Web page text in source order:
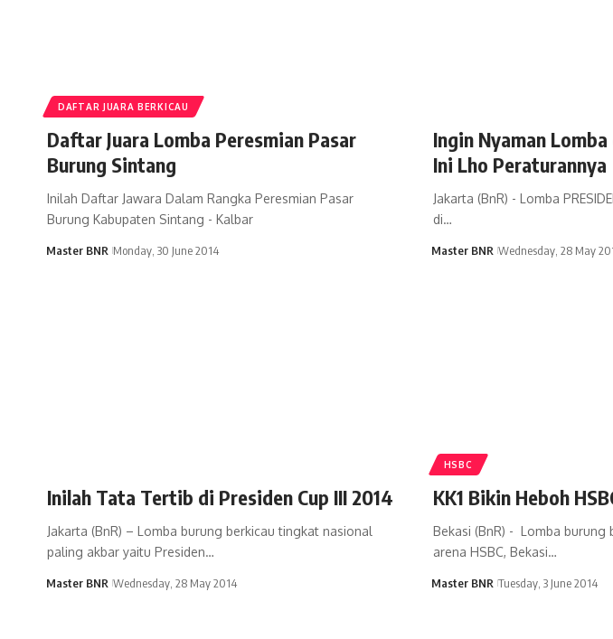
DAFTAR JUARA BERKICAU
Daftar Juara Lomba Peresmian Pasar
Burung Sintang
Inilah Daftar Jawara Dalam Rangka Peresmian Pasar
Burung Kabupaten Sintang - Kalbar
Master BNR Monday, 30 June 2014
Ingin Nyaman
Ini Lho Peraturannya
Jakarta (BnR) - Lomba
di…
Master BNR Wednesday, 28 May
Inilah Tata Tertib di Presiden Cup III 2014
Jakarta (BnR) – Lomba burung berkicau tingkat nasional
paling akbar yaitu Presiden…
Master BNR Wednesday, 28 May 2014
HSBC
KK1 Bikin Heboh
Bekasi (BnR) - Lomba burung
arena HSBC, Bekasi…
Master BNR Tuesday, 3 June 2014